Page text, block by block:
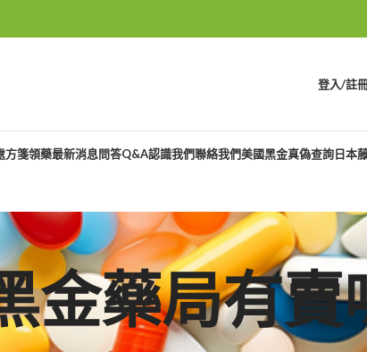
登入/註
方箋領藥最新消息問答Q&A認識我們聯絡我們美國黑金真偽查詢日本
金藥局有賣